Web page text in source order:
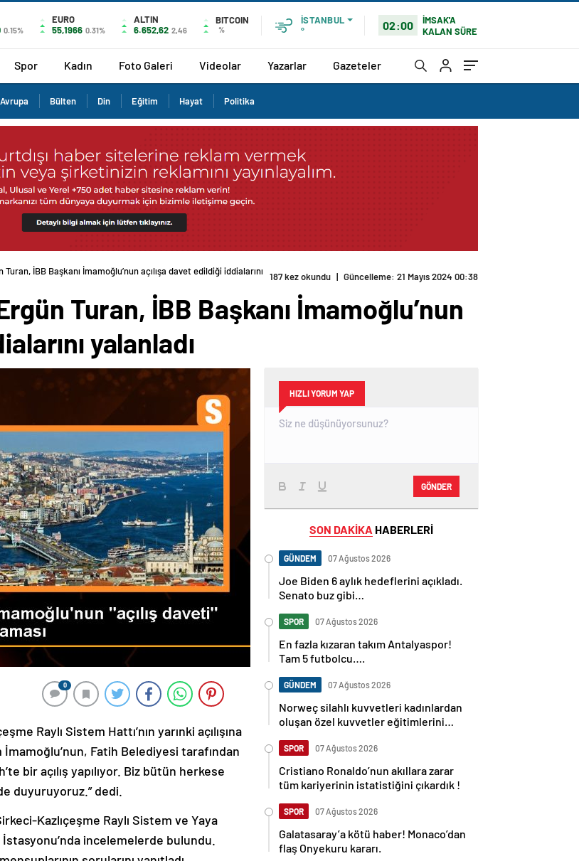
0.15%
EURO
55,1966 0.31%
ALTIN
6.652,62 2,46
BITCOIN
%
İSTANBUL
°
02:00
İMSAK'A
KALAN SÜRE
Spor Kadın Foto Galeri Videolar Yazarlar Gazeteler
Avrupa Bülten Din Eğitim Hayat Politika
İBB Başkanı İmamoğlu’nun açılışa davet edildiği iddialarını
187 kez okundu | Güncelleme: 21 Mayıs 2024 00:38
Turan, İBB Başkanı İmamoğlu’nun
yalanladı
0
Raylı Sistem Hattı’nın yarınki açılışına
Fatih Belediyesi tarafından
bir açılış yapılıyor. Biz bütün herkese
duyuruyoruz.” dedi.
Kazlıçeşme Raylı Sistem ve Yaya
İstasyonu’nda incelemelerde bulundu.
HIZLI YORUM YAP
GÖNDER
SON DAKİKA HABERLERİ
GÜNDEM 07 Ağustos 2026
Joe Biden 6 aylık hedeflerini açıkladı.
Senato buz gibi…
SPOR 07 Ağustos 2026
En fazla kızaran takım Antalyaspor!
Tam 5 futbolcu….
GÜNDEM 07 Ağustos 2026
Norweç silahlı kuvvetleri kadınlardan
oluşan özel kuvvetler eğitimlerini
SPOR 07 Ağustos 2026
Cristiano Ronaldo’nun akıllara zarar
tüm kariyerinin istatistiğini çıkardık !
SPOR 07 Ağustos 2026
Galatasaray’a kötü haber! Monaco’dan
flaş Onyekuru kararı.